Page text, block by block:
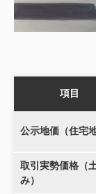
項目
公示地価（住宅地
取引実勢価格（
み）